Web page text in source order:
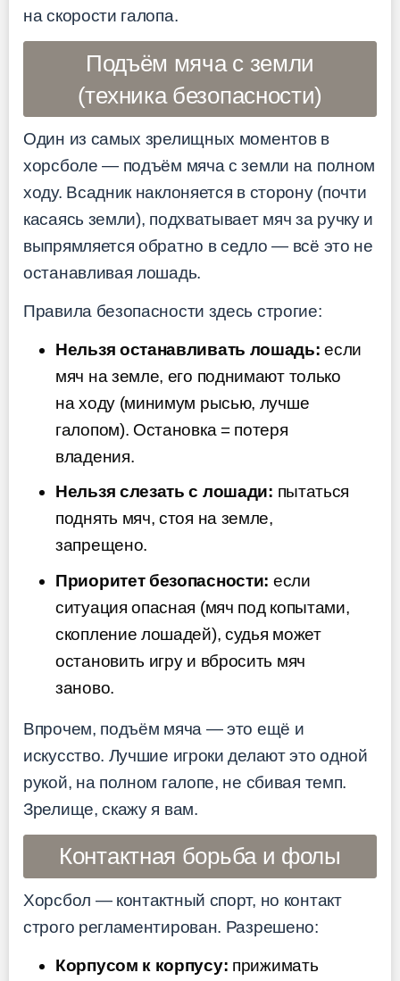
на скорости галопа.
Подъём мяча с земли
(техника безопасности)
Один из самых зрелищных моментов в
хорсболе — подъём мяча с земли на полном
ходу. Всадник наклоняется в сторону (почти
касаясь земли), подхватывает мяч за ручку и
выпрямляется обратно в седло — всё это не
останавливая лошадь.
Правила безопасности здесь строгие:
Нельзя останавливать лошадь: если
мяч на земле, его поднимают только
на ходу (минимум рысью, лучше
галопом). Остановка = потеря
владения.
Нельзя слезать с лошади: пытаться
поднять мяч, стоя на земле,
запрещено.
Приоритет безопасности: если
ситуация опасная (мяч под копытами,
скопление лошадей), судья может
остановить игру и вбросить мяч
заново.
Впрочем, подъём мяча — это ещё и
искусство. Лучшие игроки делают это одной
рукой, на полном галопе, не сбивая темп.
Зрелище, скажу я вам.
Контактная борьба и фолы
Хорсбол — контактный спорт, но контакт
строго регламентирован. Разрешено:
Корпусом к корпусу: прижимать